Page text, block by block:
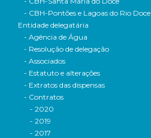
- CBH-Pontões e Lagoas do Rio Doce
Entidade delegatária
- Agência de Água
- Resolução de delegação
- Associados
- Estatuto e alterações
- Extratos das dispensas
- Contratos
- 2020
- 2019
- 2017